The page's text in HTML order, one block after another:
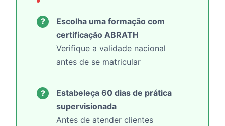
?
Escolha uma formação com
certificação ABRATH
Verifique a validade nacional
antes de se matricular
?
Estabeleça 60 dias de prática
supervisionada
Antes de atender clientes